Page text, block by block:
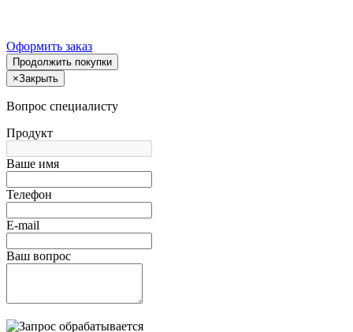
Оформить заказ
Продолжить покупки
×Закрыть
Вопрос специалисту
Продукт
Ваше имя
Телефон
E-mail
Ваш вопрос